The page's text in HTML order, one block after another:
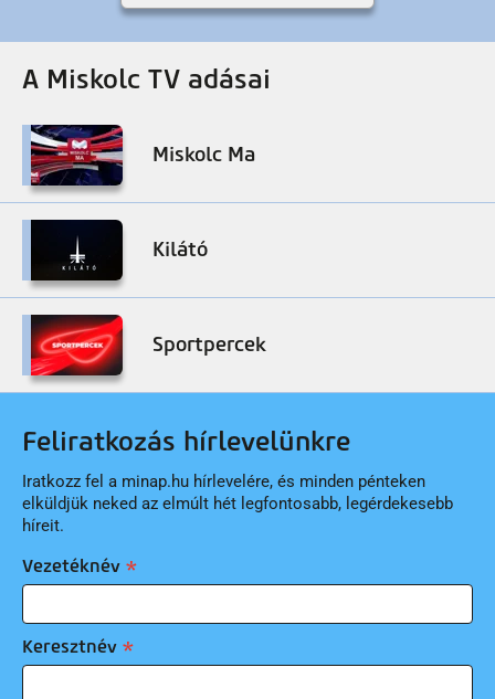
A Miskolc TV adásai
Miskolc Ma
Kilátó
Sportpercek
Feliratkozás hírlevelünkre
Iratkozz fel a minap.hu hírlevelére, és minden pénteken
elküldjük neked az elmúlt hét legfontosabb, legérdekesebb
híreit.
Vezetéknév
Keresztnév